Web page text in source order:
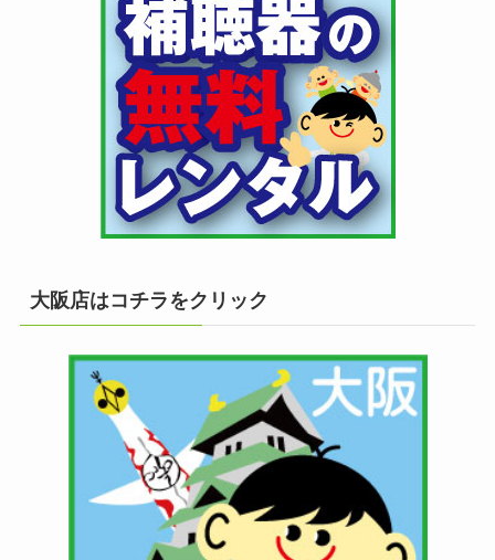
大阪店はコチラをクリック